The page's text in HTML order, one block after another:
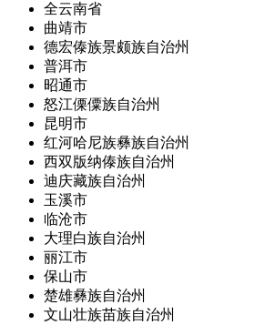
全云南省
曲靖市
德宏傣族景颇族自治州
普洱市
昭通市
怒江傈僳族自治州
昆明市
红河哈尼族彝族自治州
西双版纳傣族自治州
迪庆藏族自治州
玉溪市
临沧市
大理白族自治州
丽江市
保山市
楚雄彝族自治州
文山壮族苗族自治州